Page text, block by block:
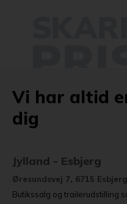
Vi har altid
dig
Jylland - Esbjerg
Øresundsvej 7, 6715
Butikssalg og trailerudstilling